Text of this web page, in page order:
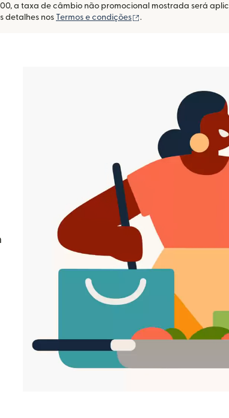
a taxa de câmbio não promocional mostrada será
detalhes nos Termos e condições (abre em uma nova
.